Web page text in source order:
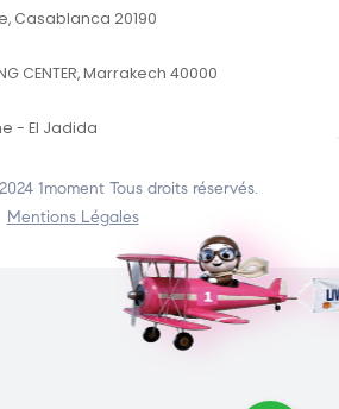
Casablanca 20190
CENTER, Marrakech 40000
- El Jadida
1moment Tous droits réservés.
Mentions Légales